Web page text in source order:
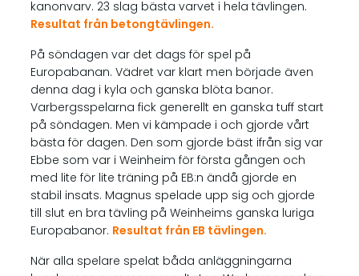
kanonvarv. 23 slag bästa varvet i hela tävlingen.
Resultat från betongtävlingen.
På söndagen var det dags för spel på
Europabanan. Vädret var klart men började även
denna dag i kyla och ganska blöta banor.
Varbergsspelarna fick generellt en ganska tuff start
på söndagen. Men vi kämpade i och gjorde vårt
bästa för dagen. Den som gjorde bäst ifrån sig var
Ebbe som var i Weinheim för första gången och
med lite för lite träning på EB:n ändå gjorde en
stabil insats. Magnus spelade upp sig och gjorde
till slut en bra tävling på Weinheims ganska luriga
Europabanor. Resultat från EB tävlingen.
När alla spelare spelat båda anläggningarna